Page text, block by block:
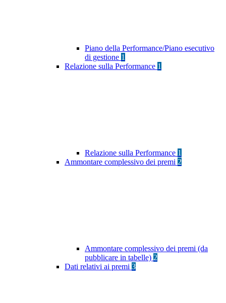
Piano della Performance/Piano esecutivo
di gestione 1
Relazione sulla Performance 1
Relazione sulla Performance 1
Ammontare complessivo dei premi 2
Ammontare complessivo dei premi (da
pubblicare in tabelle) 2
Dati relativi ai premi 3